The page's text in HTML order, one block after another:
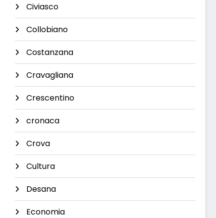
Civiasco
Collobiano
Costanzana
Cravagliana
Crescentino
cronaca
Crova
Cultura
Desana
Economia